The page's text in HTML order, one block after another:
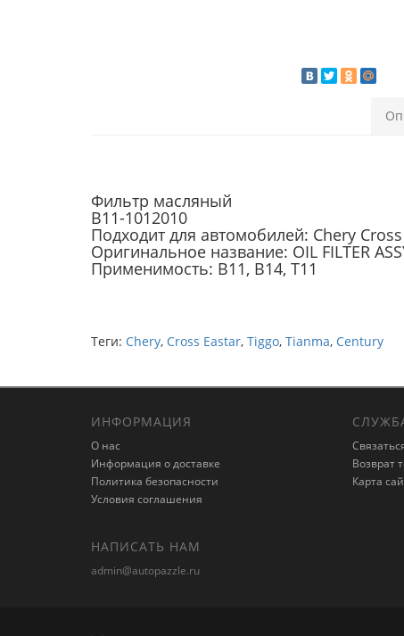
Фильтр масляный
B11-1012010
Подходит для автомобилей: Chery
Оригинальное название: OIL FILTER
Применимость: B11, B14, T11
Теги: Chery, Cross Eastar, Tiggo, Tianma, Century
ИНФОРМАЦИЯ
О нас
Информация о доставке
Политика безопасности
Условия соглашения
Возврат
Карта
НАПИСАТЬ НАМ
admin@autopazzle.ru